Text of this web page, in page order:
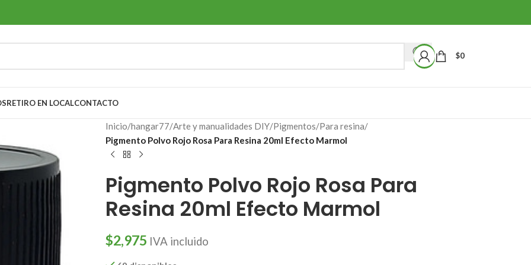
$0
RETIRO EN LOCALCONTACTO
Inicio/hangar77/Arte y manualidades DIY/Pigmentos/Para resina/
Pigmento Polvo Rojo Rosa Para Resina 20ml Efecto Marmol
Pigmento Polvo Rojo Rosa Para
Resina 20ml Efecto Marmol
$2,975 IVA incluido